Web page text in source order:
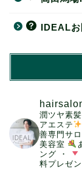
IDEALお
潤ツヤ素
アエステ
善専門サ
美容室
ング ・
料プレゼン